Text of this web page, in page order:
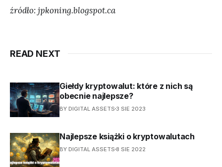
źródło: jpkoning.blogspot.ca
READ NEXT
Giełdy kryptowalut: które z nich są
obecnie najlepsze?
BY DIGITAL ASSETS 3 SIE 2023
Najlepsze książki o kryptowalutach
BY DIGITAL ASSETS 8 SIE 2022